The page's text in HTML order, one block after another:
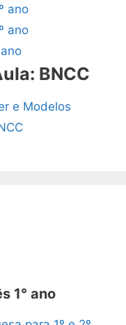
ano
ano
BNCC
e Modelos
1° ano